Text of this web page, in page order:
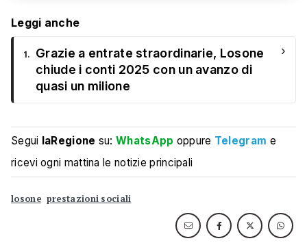
Leggi anche
1.
Grazie a entrate straordinarie, Losone
chiude i conti 2025 con un avanzo di
quasi un milione
›
Segui laRegione su:WhatsApp oppure Telegram e
ricevi ogni mattina le notizie principali
losone prestazioni sociali